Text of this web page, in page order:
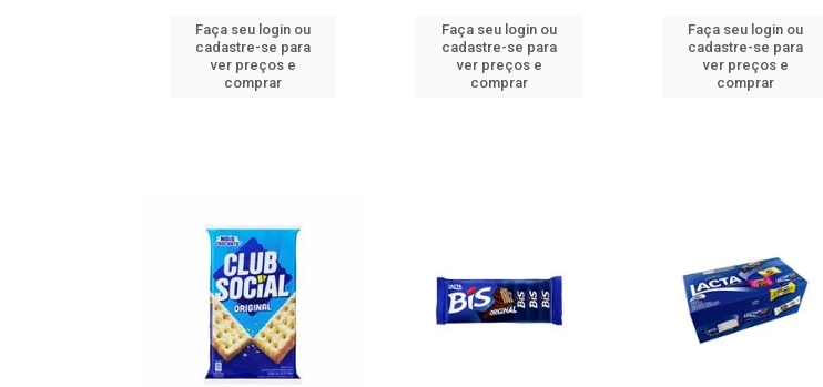
Faça seu login ou
cadastre-se para
ver preços e
comprar
Faça seu login ou
cadastre-se para
ver preços e
comprar
Faça seu login ou
cadastre-se para
ver preços e
comprar